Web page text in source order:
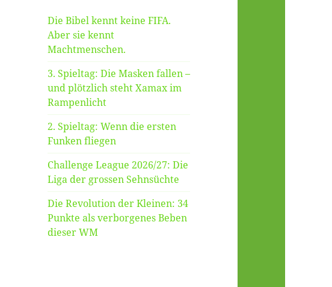
Die Bibel kennt keine FIFA.
Aber sie kennt
Machtmenschen.
3. Spieltag: Die Masken fallen –
und plötzlich steht Xamax im
Rampenlicht
2. Spieltag: Wenn die ersten
Funken fliegen
Challenge League 2026/27: Die
Liga der grossen Sehnsüchte
Die Revolution der Kleinen: 34
Punkte als verborgenes Beben
dieser WM